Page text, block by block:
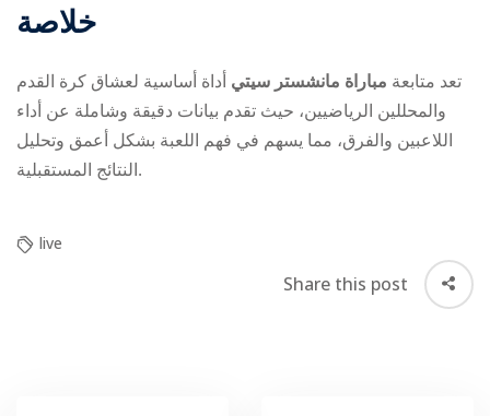
خلاصة
تعد متابعة مباراة مانشستر سيتي أداة أساسية لعشاق كرة القدم
والمحللين الرياضيين، حيث تقدم بيانات دقيقة وشاملة عن أداء
اللاعبين والفرق، مما يسهم في فهم اللعبة بشكل أعمق وتحليل
النتائج المستقبلية.
live
Share this post